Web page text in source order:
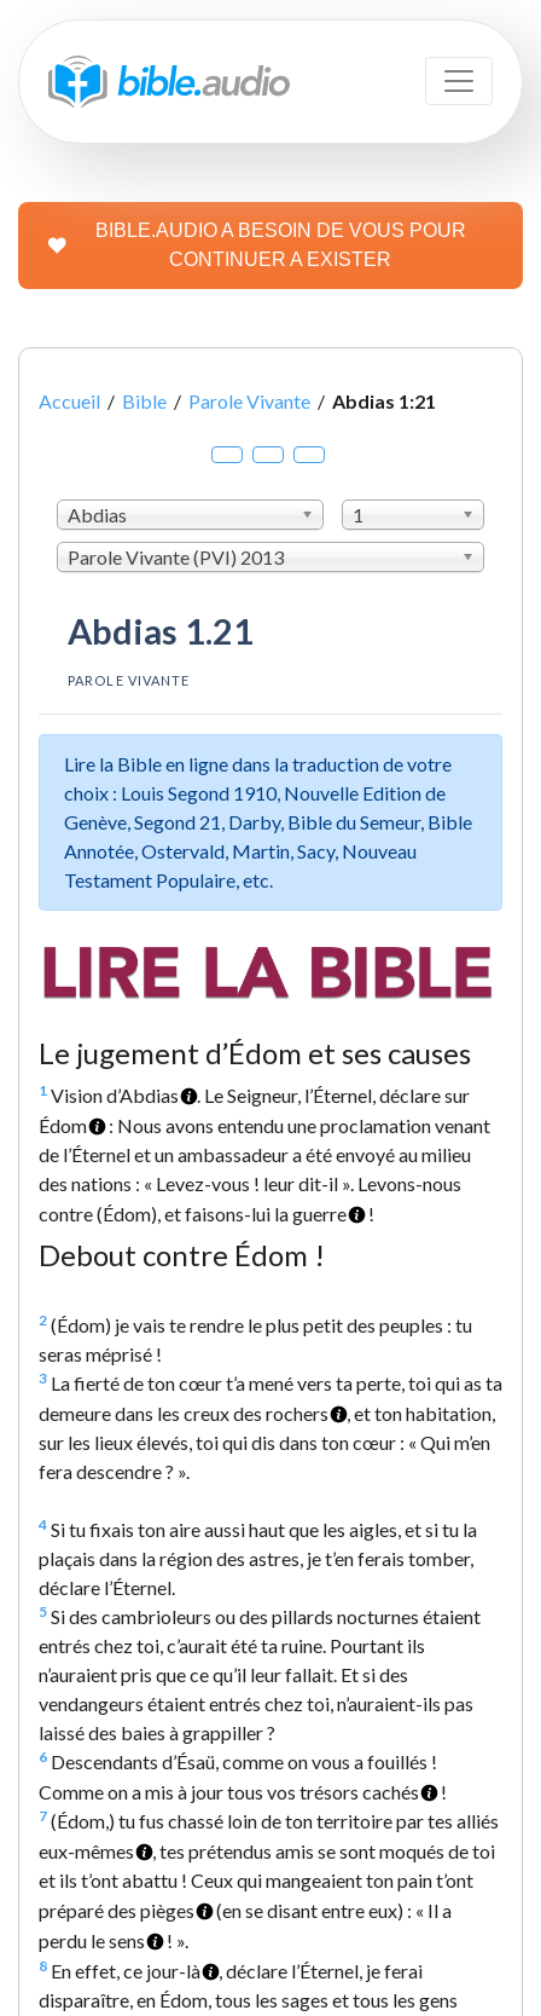
BIBLE.AUDIO A BESOIN DE VOUS POUR
CONTINUER A EXISTER
Accueil / Bible / Parole Vivante / Abdias 1:21
Abdias
1
Parole Vivante (PVI) 2013
Abdias 1.21
PAROLE VIVANTE
Lire la Bible en ligne dans la traduction de votre
choix : Louis Segond 1910, Nouvelle Edition de
Genève, Segond 21, Darby, Bible du Semeur, Bible
Annotée, Ostervald, Martin, Sacy, Nouveau
Testament Populaire, etc.
Le jugement d’Édom et ses causes
1 Vision d’Abdias
. Le Seigneur, l’Éternel, déclare sur
Édom
: Nous avons entendu une proclamation venant
de l’Éternel et un ambassadeur a été envoyé au milieu
des nations : « Levez-vous ! leur dit-il ». Levons-nous
contre (Édom), et faisons-lui la guerre
!
Debout contre Édom !
2 (Édom) je vais te rendre le plus petit des peuples : tu
seras méprisé !
3 La fierté de ton cœur t’a mené vers ta perte, toi qui as ta
demeure dans les creux des rochers
, et ton habitation,
sur les lieux élevés, toi qui dis dans ton cœur : « Qui m’en
fera descendre ? ».
4 Si tu fixais ton aire aussi haut que les aigles, et si tu la
plaçais dans la région des astres, je t’en ferais tomber,
déclare l’Éternel.
5 Si des cambrioleurs ou des pillards nocturnes étaient
entrés chez toi, c’aurait été ta ruine. Pourtant ils
n’auraient pris que ce qu’il leur fallait. Et si des
vendangeurs étaient entrés chez toi, n’auraient-ils pas
laissé des baies à grappiller ?
6 Descendants d’Ésaü, comme on vous a fouillés !
Comme on a mis à jour tous vos trésors cachés
!
7 (Édom,) tu fus chassé loin de ton territoire par tes alliés
eux-mêmes
, tes prétendus amis se sont moqués de toi
et ils t’ont abattu ! Ceux qui mangeaient ton pain t’ont
préparé des pièges
(en se disant entre eux) : « Il a
perdu le sens
! ».
8 En effet, ce jour-là
, déclare l’Éternel, je ferai
disparaître, en Édom, tous les sages et tous les gens